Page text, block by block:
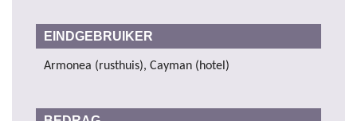
EINDGEBRUIKER
Armonea (rusthuis), Cayman (hotel)